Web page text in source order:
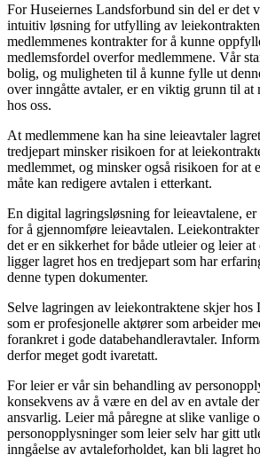
For Huseiernes Landsforbund sin del er det
intuitiv løsning for utfylling av
medlemmenes kontrakter for å kunne
medlemsfordel overfor medlemmene. Vår
bolig, og muligheten til å kunne fylle ut
over inngåtte avtaler, er en viktig grunn til at
hos oss.
At medlemmene kan ha sine leieavtaler
tredjepart minsker risikoen for at
medlemmet, og minsker også risikoen for at
måte kan redigere avtalen i etterkant.
En digital lagringsløsning for leieavtalene,
for å gjennomføre leieavtalen.
det er en sikkerhet for både utleier og leier
ligger lagret hos en tredjepart som har
denne typen dokumenter.
Selve lagringen av leiekontraktene skjer
som er profesjonelle aktører som arbeider
forankret i gode databehandleravtaler.
derfor meget godt ivaretatt.
For leier er vår sin behandling av
konsekvens av å være en del av en avtale
ansvarlig. Leier må påregne at slike vanlige
personopplysninger som leier selv har gitt
inngåelse av avtaleforholdet, kan bli lagret